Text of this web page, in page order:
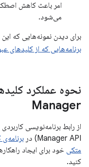
امر باعث کاهش
می‌شود.
برای دیدن نمونه‌هایی که این
برنامه‌هایی که از کلیدهای
Manager
Manager API) در
متکی خود برای ایجاد
کنید.